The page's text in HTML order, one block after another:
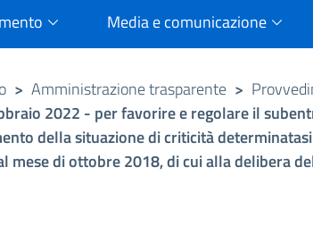
Media e comunicazione
> Amministrazione trasparente >
2022 - per favorire e regolare il
della situazione di criticità
mese di ottobre 2018, di cui alla delibera